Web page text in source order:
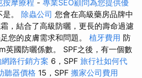
按摩療程 - 專業SEO顧問為您提供優
。 除蟲公司 您會在高級藥房品牌中
，結合了高級防曬，更長的壽命過濾
您的皮膚需求和問題。 植牙費用 防
英國防曬係數。 SPF之後，有一個數
路行銷方案 6，SPF 旅行社如何代
聽器價格 15，SPF 搬家公司費用